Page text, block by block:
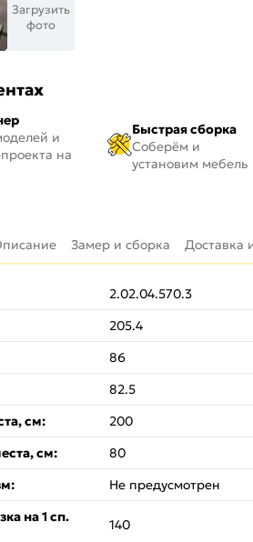
Загрузить
фото
и
на
Быстрая сборка
Соберём и
установим мебель
Замер и сборка Доставка
2.02.04.570.3
205.4
86
82.5
см:
200
см:
80
Не предусмотрен
на 1 сп.
140